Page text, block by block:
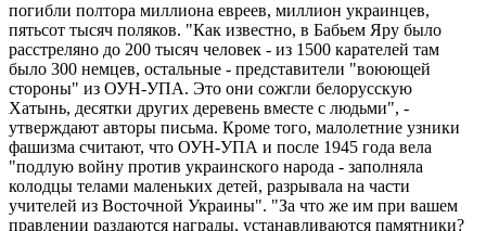
погибли полтора миллиона евреев, миллион украинцев,
пятьсот тысяч поляков. "Как известно, в Бабьем Яру было
расстреляно до 200 тысяч человек - из 1500 карателей там
было 300 немцев, остальные - представители "воюющей
стороны" из ОУН-УПА. Это они сожгли белорусскую
Хатынь, десятки других деревень вместе с людьми", -
утверждают авторы письма. Кроме того, малолетние узники
фашизма считают, что ОУН-УПА и после 1945 года вела
"подлую войну против украинского народа - заполняла
колодцы телами маленьких детей, разрывала на части
учителей из Восточной Украины". "За что же им при вашем
правлении раздаются награды, устанавливаются памятники?